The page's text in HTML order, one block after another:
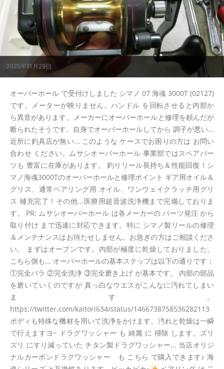
2025年11月29日
オーバーホール で受付けしました シマノ 07 海魂 3000T (02127)
です。メーターが映りません。ハンドル を回転させると内部か
ら異音があります。メーカーにオーバーホールと修理を頼んだが
断られたそうです。自身でオーバーホールしてから 調子が悪い...
近所に釣具店が無い... このような ケースでお困りの方は お問い
合わせ ください。ムサシオーバーホール 事業部ではスペアパー
ツも 豊富に在庫があります。 釣りリール長持ち＆性能回復！シ
マノ海魂3000Tのオーバーホールと修理ポイント ギア用オイル＆
グリス、通常ベアリング用 オイル、ワンウェイクラッチ用グリ
ス 補充完了！その他...医療用超音波洗浄機まで完備しておりま
す。 PR: ムサシオーバーホール は各メーカーの パーツ発注 から
取り付け まで迅速に対応できます。特に シマノ製リールの修理
＆メンテナンスはお待たせしません。お急ぎの方はご相談くださ
い。 まずはオープンです。内部が極度に乾燥しておりました。
こちら側も... オーバーホールの基本ステップは以下の通りです：
①完全バラ ②完全洗浄 ③完全磨き上げ が基本です。 内部の部品
を磨いていくのですが 真っ白なウエスがこんなに汚れてしまい
ます。
https://twitter.com/kaitori634/status/1466738758536282113
ボディも特殊な機材を用いて洗浄をかけます。汚れと乾燥は一瞬
で行えますヨ~ ドラグワッシャー も 綺麗 に 掃除 します。ズリ
ズリ にすり減っていた チタン製ドラグワッシャー... 当店オリジ
ナルカーボンドラグワッシャー も こちら で購入できます♪ 海